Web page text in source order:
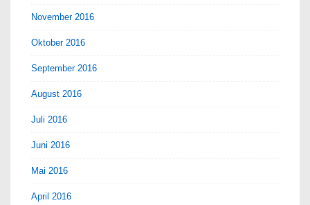
November 2016
Oktober 2016
September 2016
August 2016
Juli 2016
Juni 2016
Mai 2016
April 2016